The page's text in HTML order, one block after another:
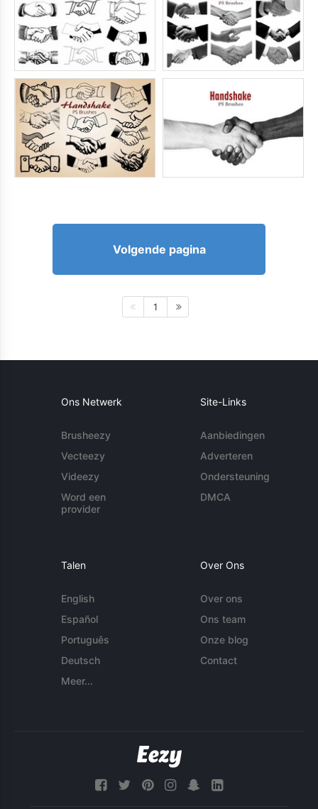
Volgende pagina
1
Ons Netwerk
Brusheezy
Vecteezy
Videezy
Word een
provider
Site-Links
Aanbiedingen
Adverteren
Ondersteuning
DMCA
Talen
English
Español
Português
Deutsch
Meer...
Over Ons
Over ons
Ons team
Onze blog
Contact